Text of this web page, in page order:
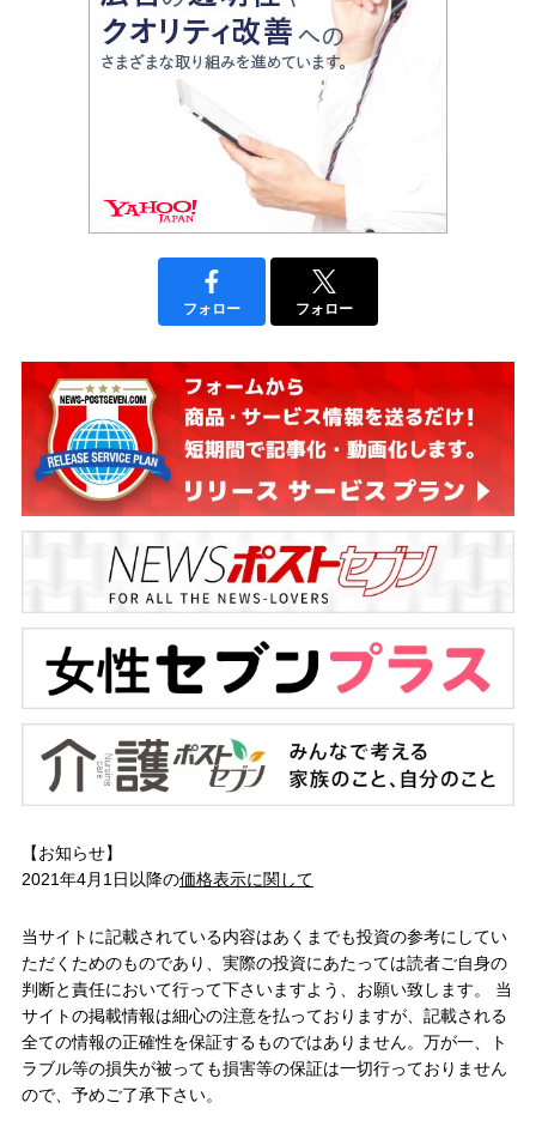
フォロー フォロー
【お知らせ】
2021年4月1日以降の価格表示に関して
当サイトに記載されている内容はあくまでも投資の参考にしてい
ただくためのものであり、実際の投資にあたっては読者ご自身の
判断と責任において行って下さいますよう、お願い致します。 当
サイトの掲載情報は細心の注意を払っておりますが、記載される
全ての情報の正確性を保証するものではありません。万が一、ト
ラブル等の損失が被っても損害等の保証は一切行っておりません
ので、予めご了承下さい。